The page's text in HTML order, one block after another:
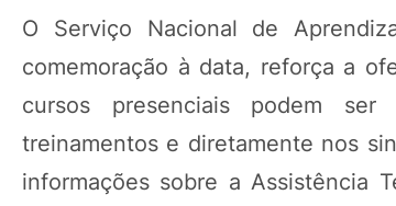
O Serviço Nacional de
comemoração à data, reforça a
cursos presenciais podem ser
treinamentos e diretamente nos
informações sobre a Assistência